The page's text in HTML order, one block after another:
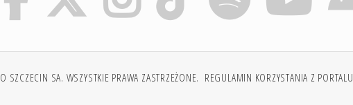
SA. WSZYSTKIE PRAWA ZASTRZEŻONE. REGULAMIN KORZYSTANIA Z PORTALU